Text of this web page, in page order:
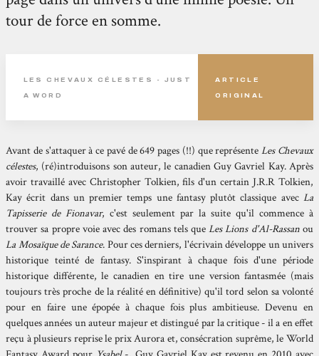
tour de force en somme.
LES CHEVAUX CÉLESTES - JUST
A WORD
ARTICLE
ORIGINAL
Avant de s'attaquer à ce pavé de 649 pages (!!) que représenteLes Chevaux
célestes, (ré)introduisons son auteur, le canadien Guy Gavriel Kay. Après
avoir travaillé avec Christopher Tolkien, fils d'un certain J.R.R Tolkien,
Kay écrit dans un premier temps une fantasy plutôt classique avec La
Tapisserie de Fionavar, c'est seulement par la suite qu'il commence à
trouver sa propre voie avec des romans tels queLes Lions d'Al-Rassanou
La Mosaïque de Sarance. Pour ces derniers, l'écrivain développe un univers
historique teinté de fantasy. S'inspirant à chaque fois d'une période
historique différente, le canadien en tire une version fantasmée (mais
toujours très proche de la réalité en définitive) qu'il tord selon sa volonté
pour en faire une épopée à chaque fois plus ambitieuse. Devenu en
quelques années un auteur majeur et distingué par la critique - il a en effet
reçu à plusieurs reprise le prix Aurora et, consécration suprême, le World